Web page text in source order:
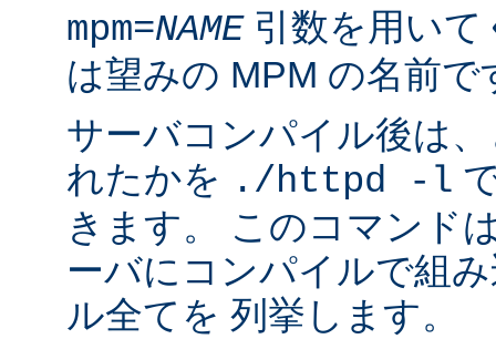
mpm=NAME引数を用い
は望みの MPM の名前で
サーバコンパイル後は
れたかを ./httpd -l
きます。 このコマンド
ーバにコンパイルで組
ル全てを 列挙します。